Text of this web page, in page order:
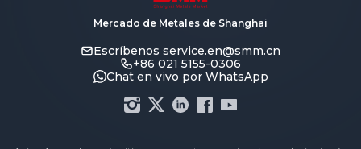
Mercado de Metales de Shanghai
Escríbenos service.en@smm.cn
+86 021 5155-0306
Chat en vivo por WhatsApp